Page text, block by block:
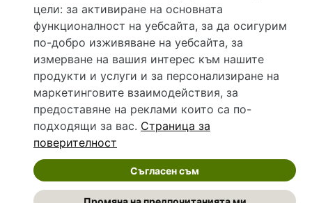
2026 Hapche.bg
Общи условия
Предпочитания за поверителност
Предпочитания за „бисквитки“
цели: за активиране на основната
функционалност на уебсайта, за да осигурим
по-добро изживяване на уебсайта, за
измерване на вашия интерес към нашите
продукти и услуги и за персонализиране на
маркетинговите взаимодействия, за
предоставяне на реклами които са по-
подходящи за вас. Страница за
поверителност
Съгласен съм